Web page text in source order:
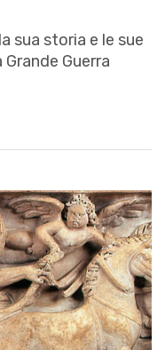
sua storia e le sue
Guerra